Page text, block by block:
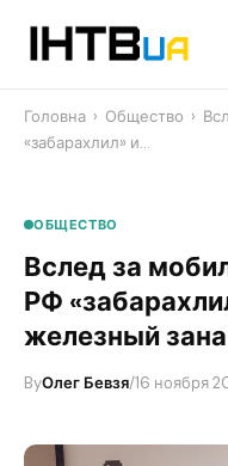
Головна › Общество ›
«забарахлил» и…
ОБЩЕСТВО
​Вслед за
РФ
железный
ByОлег Бевзя/16 ноября